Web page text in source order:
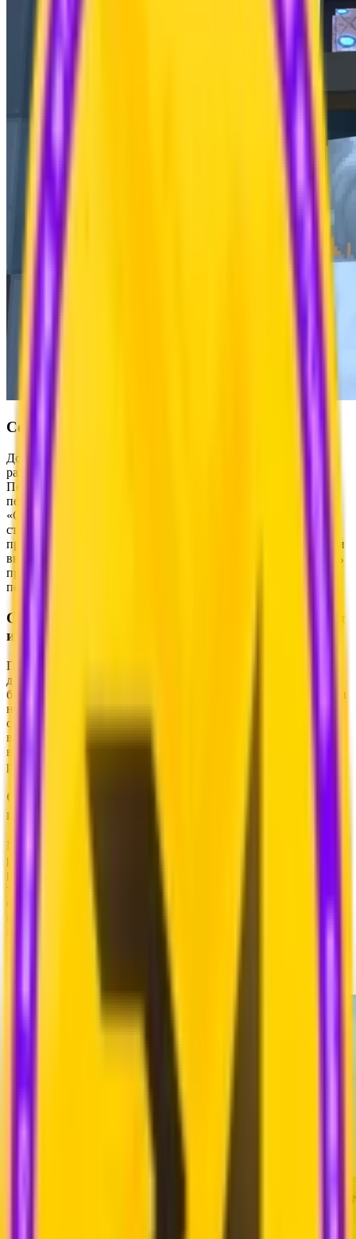
Секрет №2: Первое имя проекта - Standalone
До того как весь мир узнал звучное название Hytale,
разработчики использовали совсем другое рабочее имя.
Первоначально игру планировали назвать Standalone, что в
переводе с английского означает «Одиночка» или
«Самостоятельный». Это название отражало главную цель
студии - создать независимый, отдельный от Minecraft
продукт. Однако позже команда пересмотрела свое решение и
выбрала более сказочное и уникальное Hytale, которое теперь
прочно ассоциируется с новой эрой приключенческих
песочниц.
Секрет №3: Трейлер без использования графики
и монтажа
Поразительный факт, который подчеркивает возможности
движка: абсолютно все кадры из дебютного трейлера игры
были записаны непосредственно внутри Hytale. Разработчики
не использовали сторонние программы для рендеринга или
сложный киномонтаж. Все сцены были сняты при помощи
встроенной функции «съемка фильма». Это доказывает, что
визуальный уровень, который мы видим в роликах, - это
реальная картинка из игры, а не приукрашенная анимация.
Секрет №4: Неузнаваемое прошлое - первый
прототип
Мало кто помнит, как выглядела игра на самом раннем этапе
разработки. На игровой выставке EGX в 2019 году
разработчики продемонстрировали эксклюзивный скриншот
того самого первого прототипа. Визуально он радикально